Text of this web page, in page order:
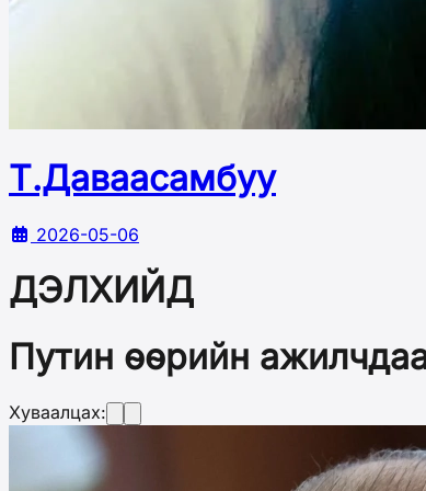
Т.Даваасамбуу
2026-05-06
ДЭЛХИЙД
Путин өөрийн
Хуваалцах: